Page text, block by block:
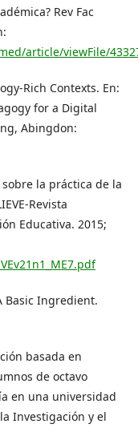
Rev Fac
article/viewFile/
Rich Contexts. En:
for a Digital
Abingdon:
la práctica de la
Revista
Educativa. 2015;
Basic Ingredient.
basada en
de octavo
en una universidad
Investigación y el